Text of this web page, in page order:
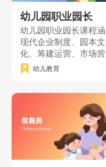
幼儿园职业园长
幼儿园职业园长课程
现代企业制度、园本文
化、筹建运营、市场营
销、园长职业素质、课
创新及资源分析等关键
维的职业园长，为幼儿
的发展提供全方位指导
支持。
幼儿教育